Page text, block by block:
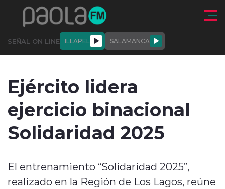
Click acá para ir directamente al contenido
SEÑAL ON LINE ILLAPEL SALAMANCA
ACTUALIDAD DEPORTES
Ejército lidera
ejercicio binacional
Solidaridad 2025
El entrenamiento “Solidaridad 2025”,
realizado en la Región de Los Lagos, reúne